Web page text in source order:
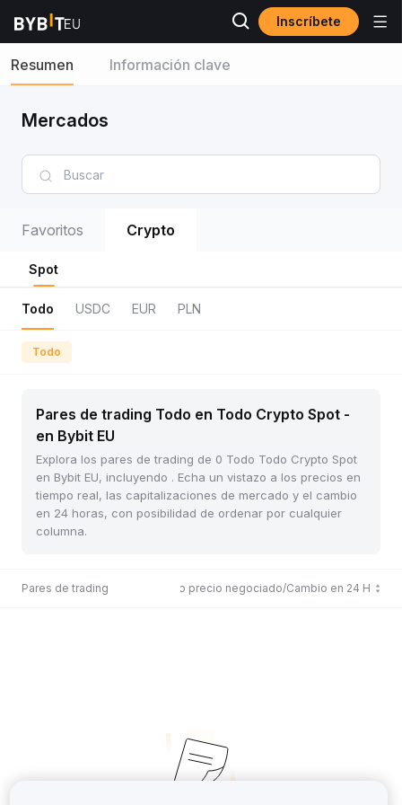
Inscríbete
Resumen Información clave
Mercados
Favoritos Crypto
Spot
Todo USDC EUR PLN
Todo
Pares de trading Todo en Todo Crypto Spot -
en Bybit EU
Explora los pares de trading de 0 Todo Todo Crypto Spot
en Bybit EU, incluyendo . Echa un vistazo a los precios en
tiempo real, las capitalizaciones de mercado y el cambio
en 24 horas, con posibilidad de ordenar por cualquier
columna.
Pares de trading Último precio negociado/Cambio en 24 H